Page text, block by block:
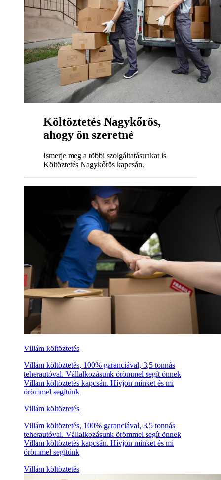
Költöztetés Nagykőrös,
ahogy ön szeretné
Ismerje meg a többi szolgáltatásunkat is
Költöztetés Nagykőrös kapcsán.
Villám költöztetés
Villám költöztetés, 100% garanciával, 3,5 tonnás
teherautóval. Vállalkozásunk örömmel segít önnek
Villám költöztetés kapcsán. Hívjon minket és mi
örömmel segítünk
Villám költöztetés
Villám költöztetés, 100% garanciával, 3,5 tonnás
teherautóval. Vállalkozásunk örömmel segít önnek
Villám költöztetés kapcsán. Hívjon minket és mi
örömmel segítünk
Villám költöztetés